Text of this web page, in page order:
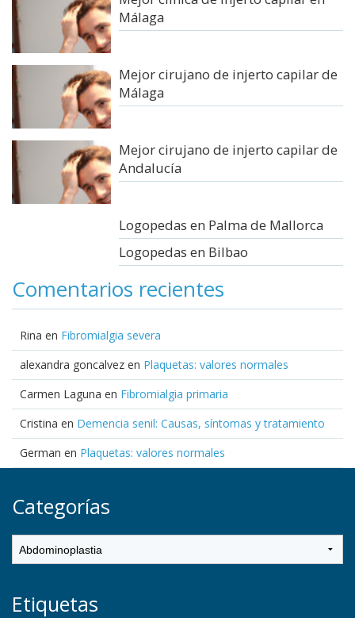
Málaga
Mejor cirujano de injerto capilar de
Málaga
Mejor cirujano de injerto capilar de
Andalucía
Logopedas en Palma de Mallorca
Logopedas en Bilbao
Comentarios recientes
Rina en Fibromialgia severa
alexandra goncalvez en Plaquetas: valores normales
Carmen Laguna en Fibromialgia primaria
Cristina en Demencia senil: Causas, síntomas y tratamiento
German en Plaquetas: valores normales
Categorías
Etiquetas